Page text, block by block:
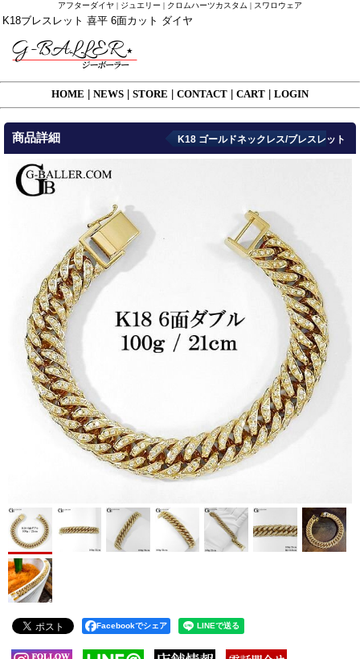
アフターダイヤ | ジュエリー | クロムハーツカスタム | スワロウェア
K18ブレスレット 喜平 6面カット ダイヤ
HOME NEWS STORE CONTACT CART LOGIN
商品詳細 K18 ゴールドネックレス/ブレスレット
Facebookでシェア